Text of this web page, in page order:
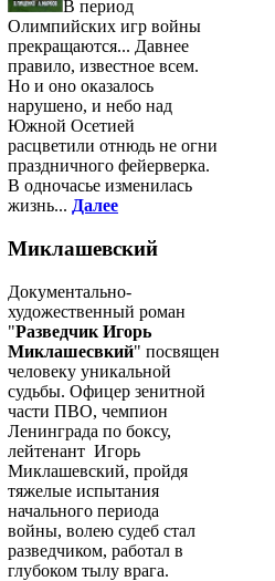
В период
Олимпийских игр войны
прекращаются... Давнее
правило, известное всем.
Но и оно оказалось
нарушено, и небо над
Южной Осетией
расцветили отнюдь не огни
праздничного фейерверка.
В одночасье изменилась
жизнь... Далее
Миклашевский
Документально-
художественный роман
"Разведчик Игорь
Миклашесвкий" посвящен
человеку уникальной
судьбы. Офицер зенитной
части ПВО, чемпион
Ленинграда по боксу,
лейтенант Игорь
Миклашевский, пройдя
тяжелые испытания
начального периода
войны, волею судеб стал
разведчиком, работал в
глубоком тылу врага.